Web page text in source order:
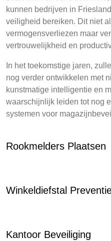
kunnen bedrijven in
veiligheid bereiken. Dit niet
vermogensverliezen maar
vertrouwelijkheid en
In het toekomstige jaren,
nog verder ontwikkelen met
kunstmatige intelligentie en
waarschijnlijk leiden tot nog
systemen voor
Rookmelders Plaatsen
Winkeldiefstal
Kantoor Beveiliging